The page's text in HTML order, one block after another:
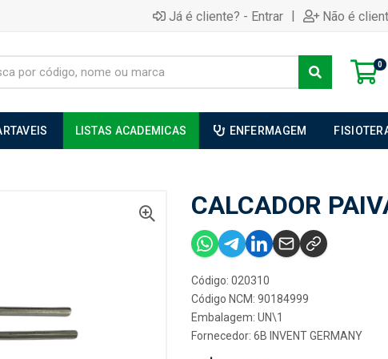
Já é cliente? - Entrar | Não é
0
LISTAS ACADEMICAS ENFERMAGEM
CALCADOR
Código: 020310
Código NCM: 90184999
Embalagem: UN\1
Fornecedor: 6B INVENT GERMANY